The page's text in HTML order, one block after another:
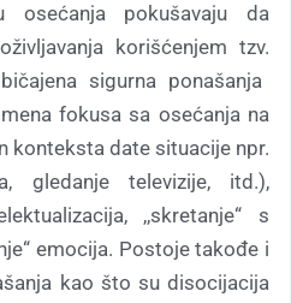
osećanja pokušavaju da
korišćenjem tzv.
sigurna ponašanja
fokusa sa osećanja na
konteksta date situacije npr.
gledanje televizije, itd.),
,,skretanje“ s
emocija. Postoje takođe i
kao što su disocijacija